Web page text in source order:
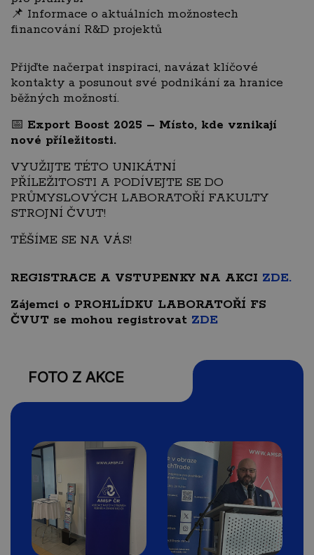
📌 Informace o aktuálních možnostech
financování R&D projektů
Přijďte načerpat inspiraci, navázat klíčové
kontakty a posunout své podnikání za hranice
běžných možností.
📅 Export Boost 2025 – Místo, kde vznikají
nové příležitosti.
VYUŽIJTE TÉTO UNIKÁTNÍ
PŘÍLEŽITOSTI A PODÍVEJTE SE DO
PRŮMYSLOVÝCH LABORATOŘÍ FAKULTY
STROJNÍ ČVUT!
TĚŠÍME SE NA VÁS!
REGISTRACE A VSTUPENKY NA AKCI ZDE.
Zájemci o PROHLÍDKU LABORATOŘÍ FS
ČVUT se mohou registrovat ZDE
FOTO Z AKCE